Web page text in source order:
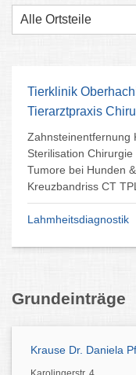
Alle Ortsteile
Tierklinik
Tierarztpraxis
Zahnsteinentfernung
Sterilisation Chirurgie
Tumore bei Hunden
Kreuzbandriss CT
Lahmheitsdiagnostik
Grundeinträge
Krause Dr. Daniela